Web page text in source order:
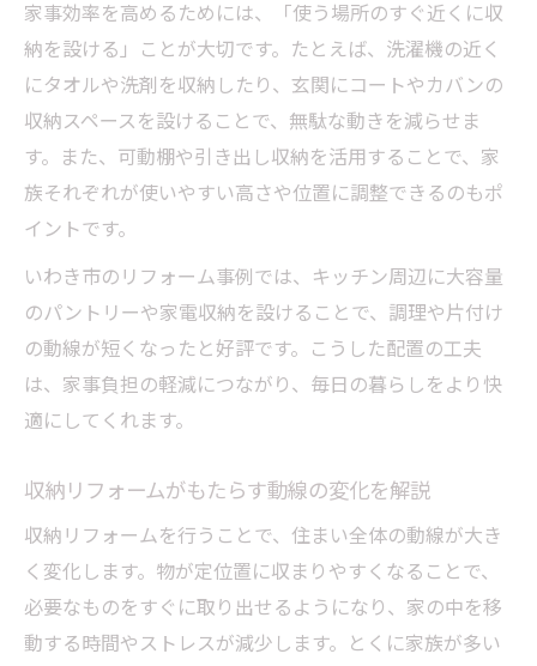
家事効率を高めるためには、「使う場所のすぐ近くに収
納を設ける」ことが大切です。たとえば、洗濯機の近く
にタオルや洗剤を収納したり、玄関にコートやカバンの
収納スペースを設けることで、無駄な動きを減らせま
す。また、可動棚や引き出し収納を活用することで、家
族それぞれが使いやすい高さや位置に調整できるのもポ
イントです。
いわき市のリフォーム事例では、キッチン周辺に大容量
のパントリーや家電収納を設けることで、調理や片付け
の動線が短くなったと好評です。こうした配置の工夫
は、家事負担の軽減につながり、毎日の暮らしをより快
適にしてくれます。
収納リフォームがもたらす動線の変化を解説
収納リフォームを行うことで、住まい全体の動線が大き
く変化します。物が定位置に収まりやすくなることで、
必要なものをすぐに取り出せるようになり、家の中を移
動する時間やストレスが減少します。とくに家族が多い